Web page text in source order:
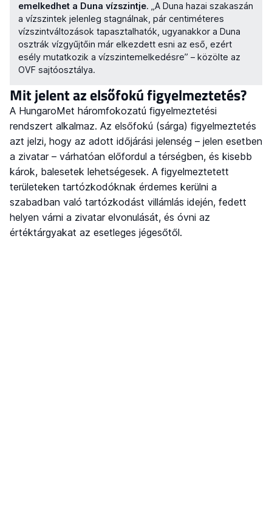
emelkedhet a Duna vízszintje. „A Duna hazai szakaszán
a vízszintek jelenleg stagnálnak, pár centiméteres
vízszintváltozások tapasztalhatók, ugyanakkor a Duna
osztrák vízgyűjtőin már elkezdett esni az eső, ezért
esély mutatkozik a vízszintemelkedésre” – közölte az
OVF sajtóosztálya.
Mit jelent az elsőfokú figyelmeztetés?
A HungaroMet háromfokozatú figyelmeztetési
rendszert alkalmaz. Az elsőfokú (sárga) figyelmeztetés
azt jelzi, hogy az adott időjárási jelenség – jelen esetben
a zivatar – várhatóan előfordul a térségben, és kisebb
károk, balesetek lehetségesek. A figyelmeztetett
területeken tartózkodóknak érdemes kerülni a
szabadban való tartózkodást villámlás idején, fedett
helyen várni a zivatar elvonulását, és óvni az
értéktárgyakat az esetleges jégesőtől.